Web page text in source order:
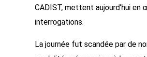
CADIST, mettent aujourd’hui
interrogations.
La journée fut scandée par de